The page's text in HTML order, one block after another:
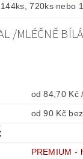
FASHION
720ks nebo
/MLÉČNĚ
od 84,70 Kč
od 90
PREMIUM -